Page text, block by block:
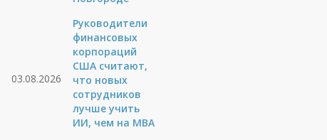
03.08.2026
Руководители
финансовых
корпораций
США считают,
что новых
сотрудников
лучше учить
ИИ, чем на МВА